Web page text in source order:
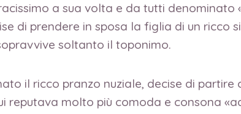
a sua volta e da tutti
di prendere in sposa la figlia di un ricco
soltanto il toponimo.
il ricco pranzo nuziale, decise di
reputava molto più comoda e consona